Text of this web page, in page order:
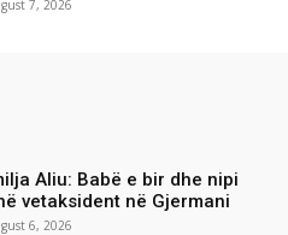
7, 2026
Aliu: Babë e bir dhe nipi
vetaksident në Gjermani
6, 2026